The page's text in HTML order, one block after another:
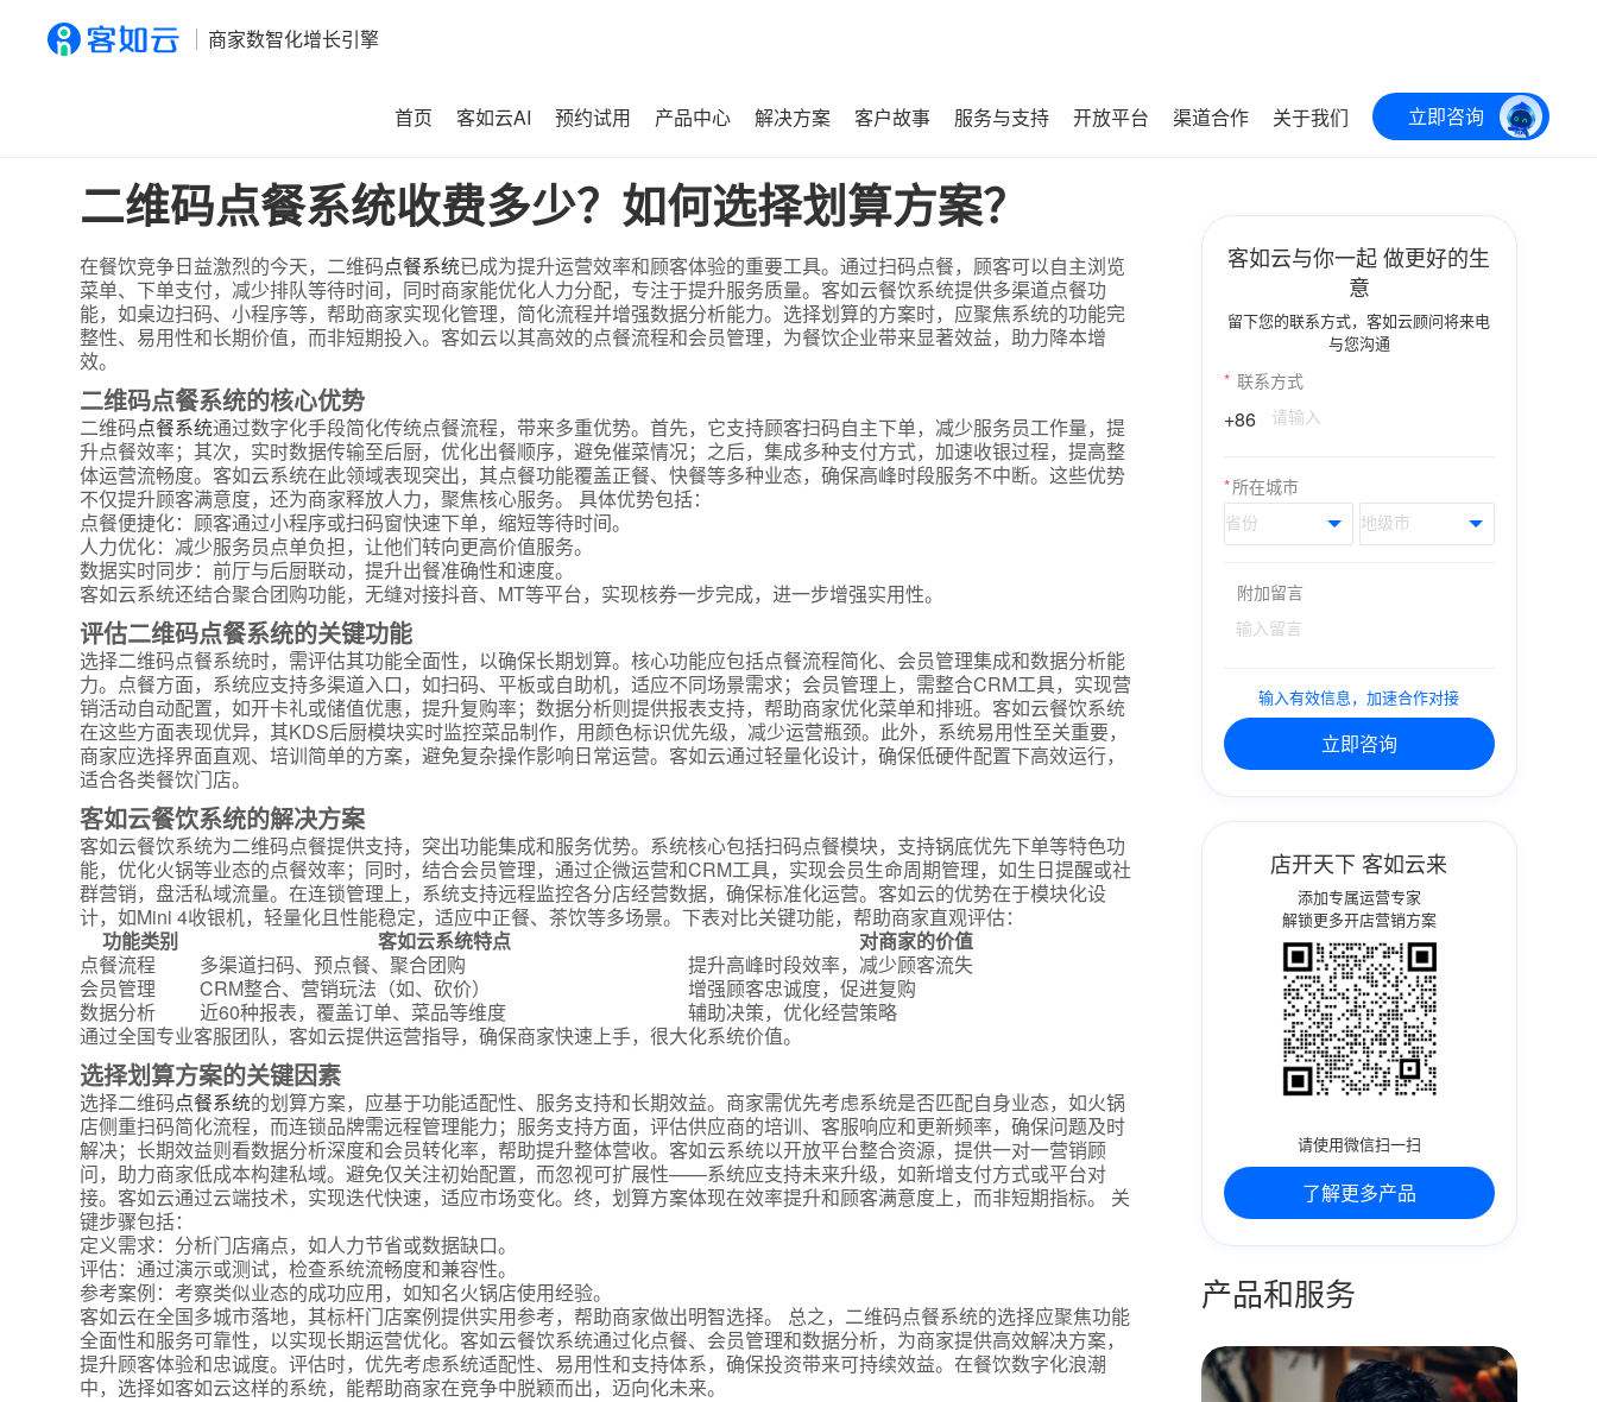
商家数智化增长引擎
首页 客如云AI 预约试用 产品中心 解决方案 客户故事 服务与支持 开放平台 渠道合作 关于我们 立即咨询
二维码点餐系统收费多少？如何选择划算方案？
在餐饮竞争日益激烈的今天，二维码点餐系统已成为提升运营效率和顾客体验的重要工具。通过扫码点餐，顾客可以自主浏览
菜单、下单支付，减少排队等待时间，同时商家能优化人力分配，专注于提升服务质量。客如云餐饮系统提供多渠道点餐功
能，如桌边扫码、小程序等，帮助商家实现化管理，简化流程并增强数据分析能力。选择划算的方案时，应聚焦系统的功能完
整性、易用性和长期价值，而非短期投入。客如云以其高效的点餐流程和会员管理，为餐饮企业带来显著效益，助力降本增
效。
二维码点餐系统的核心优势
二维码点餐系统通过数字化手段简化传统点餐流程，带来多重优势。首先，它支持顾客扫码自主下单，减少服务员工作量，提
升点餐效率；其次，实时数据传输至后厨，优化出餐顺序，避免催菜情况；之后，集成多种支付方式，加速收银过程，提高整
体运营流畅度。客如云系统在此领域表现突出，其点餐功能覆盖正餐、快餐等多种业态，确保高峰时段服务不中断。这些优势
不仅提升顾客满意度，还为商家释放人力，聚焦核心服务。 具体优势包括：
点餐便捷化：顾客通过小程序或扫码窗快速下单，缩短等待时间。
人力优化：减少服务员点单负担，让他们转向更高价值服务。
数据实时同步：前厅与后厨联动，提升出餐准确性和速度。
客如云系统还结合聚合团购功能，无缝对接抖音、MT等平台，实现核券一步完成，进一步增强实用性。
评估二维码点餐系统的关键功能
选择二维码点餐系统时，需评估其功能全面性，以确保长期划算。核心功能应包括点餐流程简化、会员管理集成和数据分析能
力。点餐方面，系统应支持多渠道入口，如扫码、平板或自助机，适应不同场景需求；会员管理上，需整合CRM工具，实现营
销活动自动配置，如开卡礼或储值优惠，提升复购率；数据分析则提供报表支持，帮助商家优化菜单和排班。客如云餐饮系统
在这些方面表现优异，其KDS后厨模块实时监控菜品制作，用颜色标识优先级，减少运营瓶颈。此外，系统易用性至关重要，
商家应选择界面直观、培训简单的方案，避免复杂操作影响日常运营。客如云通过轻量化设计，确保低硬件配置下高效运行，
适合各类餐饮门店。
客如云餐饮系统的解决方案
客如云餐饮系统为二维码点餐提供支持，突出功能集成和服务优势。系统核心包括扫码点餐模块，支持锅底优先下单等特色功
能，优化火锅等业态的点餐效率；同时，结合会员管理，通过企微运营和CRM工具，实现会员生命周期管理，如生日提醒或社
群营销，盘活私域流量。在连锁管理上，系统支持远程监控各分店经营数据，确保标准化运营。客如云的优势在于模块化设
计，如Mini 4收银机，轻量化且性能稳定，适应中正餐、茶饮等多场景。下表对比关键功能，帮助商家直观评估：
功能类别
客如云系统特点
对商家的价值
点餐流程
多渠道扫码、预点餐、聚合团购
提升高峰时段效率，减少顾客流失
会员管理
CRM整合、营销玩法（如、砍价）
增强顾客忠诚度，促进复购
数据分析
近60种报表，覆盖订单、菜品等维度
辅助决策，优化经营策略
通过全国专业客服团队，客如云提供运营指导，确保商家快速上手，很大化系统价值。
选择划算方案的关键因素
选择二维码点餐系统的划算方案，应基于功能适配性、服务支持和长期效益。商家需优先考虑系统是否匹配自身业态，如火锅
店侧重扫码简化流程，而连锁品牌需远程管理能力；服务支持方面，评估供应商的培训、客服响应和更新频率，确保问题及时
解决；长期效益则看数据分析深度和会员转化率，帮助提升整体营收。客如云系统以开放平台整合资源，提供一对一营销顾
问，助力商家低成本构建私域。避免仅关注初始配置，而忽视可扩展性——系统应支持未来升级，如新增支付方式或平台对
接。客如云通过云端技术，实现迭代快速，适应市场变化。终，划算方案体现在效率提升和顾客满意度上，而非短期指标。 关
键步骤包括：
定义需求：分析门店痛点，如人力节省或数据缺口。
评估：通过演示或测试，检查系统流畅度和兼容性。
参考案例：考察类似业态的成功应用，如知名火锅店使用经验。
客如云在全国多城市落地，其标杆门店案例提供实用参考，帮助商家做出明智选择。 总之，二维码点餐系统的选择应聚焦功能
全面性和服务可靠性，以实现长期运营优化。客如云餐饮系统通过化点餐、会员管理和数据分析，为商家提供高效解决方案，
提升顾客体验和忠诚度。评估时，优先考虑系统适配性、易用性和支持体系，确保投资带来可持续效益。在餐饮数字化浪潮
中，选择如客如云这样的系统，能帮助商家在竞争中脱颖而出，迈向化未来。
客如云与你一起 做更好的生
意
留下您的联系方式，客如云顾问将来电
与您沟通
* 联系方式
+86
*所在城市
附加留言
输入有效信息，加速合作对接
立即咨询
店开天下 客如云来
添加专属运营专家
解锁更多开店营销方案
请使用微信扫一扫
了解更多产品
产品和服务
*联系方式